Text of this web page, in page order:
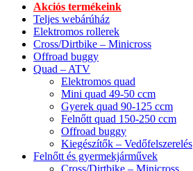
Akciós termékeink
Teljes webárúház
Elektromos rollerek
Cross/Dirtbike – Minicross
Offroad buggy
Quad – ATV
Elektromos quad
Mini quad 49-50 ccm
Gyerek quad 90-125 ccm
Felnőtt quad 150-250 ccm
Offroad buggy
Kiegészítők – Vedőfelszerelés
Felnőtt és gyermekjárművek
Cross/Dirtbike – Minicross